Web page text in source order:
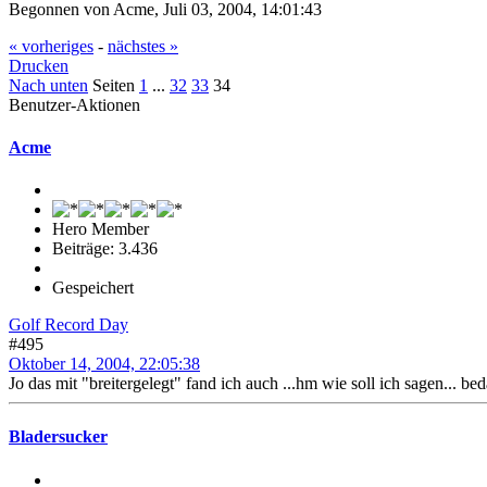
Begonnen von Acme, Juli 03, 2004, 14:01:43
« vorheriges - nächstes »
Drucken
Nach unten Seiten 1 ... 32 33 34
Benutzer-Aktionen
Acme
Hero Member
Beiträge: 3.436
Gespeichert
Golf Record Day
#495
Oktober 14, 2004, 22:05:38
Jo das mit "breitergelegt" fand ich auch ...hm wie soll ich sagen...
Bladersucker